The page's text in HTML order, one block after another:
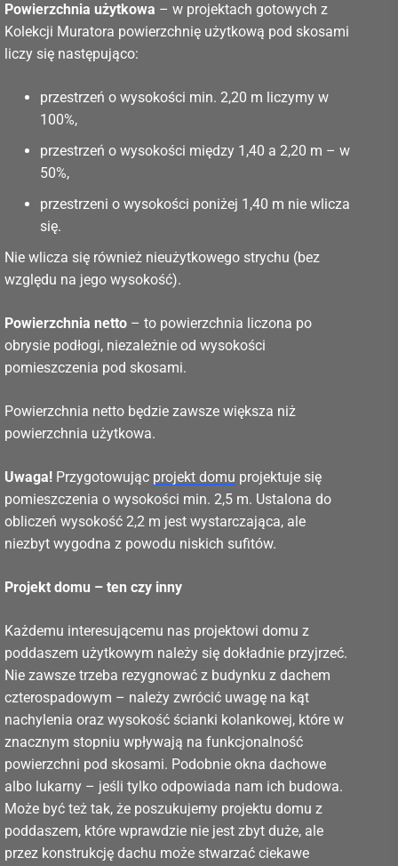
Powierzchnia użytkowa – w projektach gotowych z
Kolekcji Muratora powierzchnię użytkową pod skosami
liczy się następująco:
przestrzeń o wysokości min. 2,20 m liczymy w
100%,
przestrzeń o wysokości między 1,40 a 2,20 m – w
50%,
przestrzeni o wysokości poniżej 1,40 m nie wlicza
się.
Nie wlicza się również nieużytkowego strychu (bez
względu na jego wysokość).
Powierzchnia netto – to powierzchnia liczona po
obrysie podłogi, niezależnie od wysokości
pomieszczenia pod skosami.
Powierzchnia netto będzie zawsze większa niż
powierzchnia użytkowa.
Uwaga! Przygotowując projekt domu projektuje się
pomieszczenia o wysokości min. 2,5 m. Ustalona do
obliczeń wysokość 2,2 m jest wystarczająca, ale
niezbyt wygodna z powodu niskich sufitów.
Projekt domu – ten czy inny
Każdemu interesującemu nas projektowi domu z
poddaszem użytkowym należy się dokładnie przyjrzeć.
Nie zawsze trzeba rezygnować z budynku z dachem
czterospadowym – należy zwrócić uwagę na kąt
nachylenia oraz wysokość ścianki kolankowej, które w
znacznym stopniu wpływają na funkcjonalność
powierzchni pod skosami. Podobnie okna dachowe
albo lukarny – jeśli tylko odpowiada nam ich budowa.
Może być też tak, że poszukujemy projektu domu z
poddaszem, które wprawdzie nie jest zbyt duże, ale
przez konstrukcję dachu może stwarzać ciekawe